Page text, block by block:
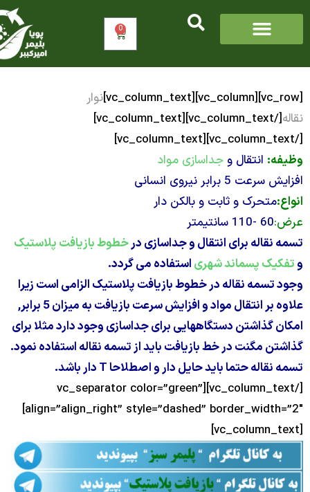
نوار
انتقال وجداسازی مواد
نیروی انسانی
و ثابت و بالکن دار
60 -110 سانتیمتر
برای انتقال و جداسازی درخطوط بازیافت پلاستیک
پسماند شهریاستفاده می گردد.
نقاله در خطوط بازیافت پلاستیک الزامی است زیرا
علاوه بر انتقال مواد و افزایش سرعت بازیافت به میزان 5 برابر,
دستگاههایی برای جداسازی وجود دارد مثلا برای
مگنت در خط بازیافت باید از تسمه نقاله استفاده نمود.
حتما باید حایل دار و اصطلاحاTدار باشد.
[/vc_column_text][vc_separator color=”green”
align=”align_right” style=”dashed” border_width=”2″]